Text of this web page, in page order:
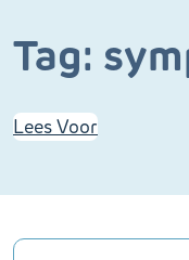
Tag:
Lees Voor